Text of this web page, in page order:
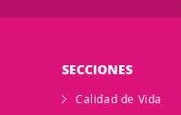
SECCIONES
Calidad de Vida